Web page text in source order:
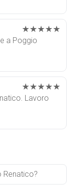
★★★★★
a Poggio
★★★★★
Lavoro
Renatico?